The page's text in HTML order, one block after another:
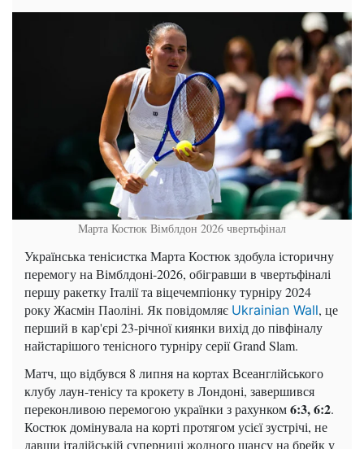
Марта Костюк Вімблдон 2026 чвертьфінал
Українська тенісистка Марта Костюк здобула історичну
перемогу на Вімблдоні-2026, обігравши в чвертьфіналі
першу ракетку Італії та віцечемпіонку турніру 2024
року Жасмін Паоліні. Як повідомляє Ukrainian Wall, це
перший в кар'єрі 23-річної киянки вихід до півфіналу
найстарішого тенісного турніру серії Grand Slam.
Матч, що відбувся 8 липня на кортах Всеанглійського
клубу лаун-тенісу та крокету в Лондоні, завершився
переконливою перемогою українки з рахунком6:3, 6:2.
Костюк домінувала на корті протягом усієї зустрічі, не
давши італійській суперниці жодного шансу на брейк у